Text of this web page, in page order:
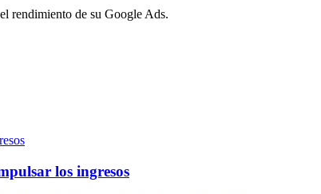
rendimiento de su Google Ads.
los ingresos